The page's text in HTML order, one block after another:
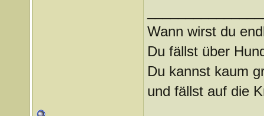
Wann wirst du
Du fällst über
Du kannst kaum
und fällst auf die